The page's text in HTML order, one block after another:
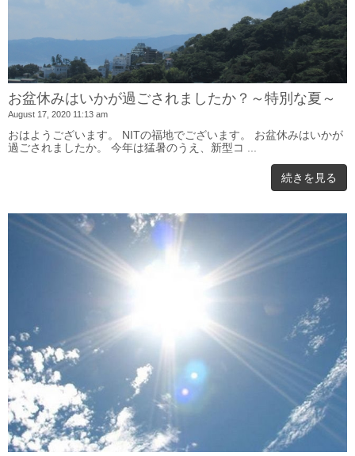
お盆休みはいかが過ごされましたか？～特別な夏～
August 17, 2020 11:13 am
おはようございます。 NITの福地でございます。 お盆休みはいかが
過ごされましたか。 今年は猛暑のうえ、新型コ ...
続きを見る